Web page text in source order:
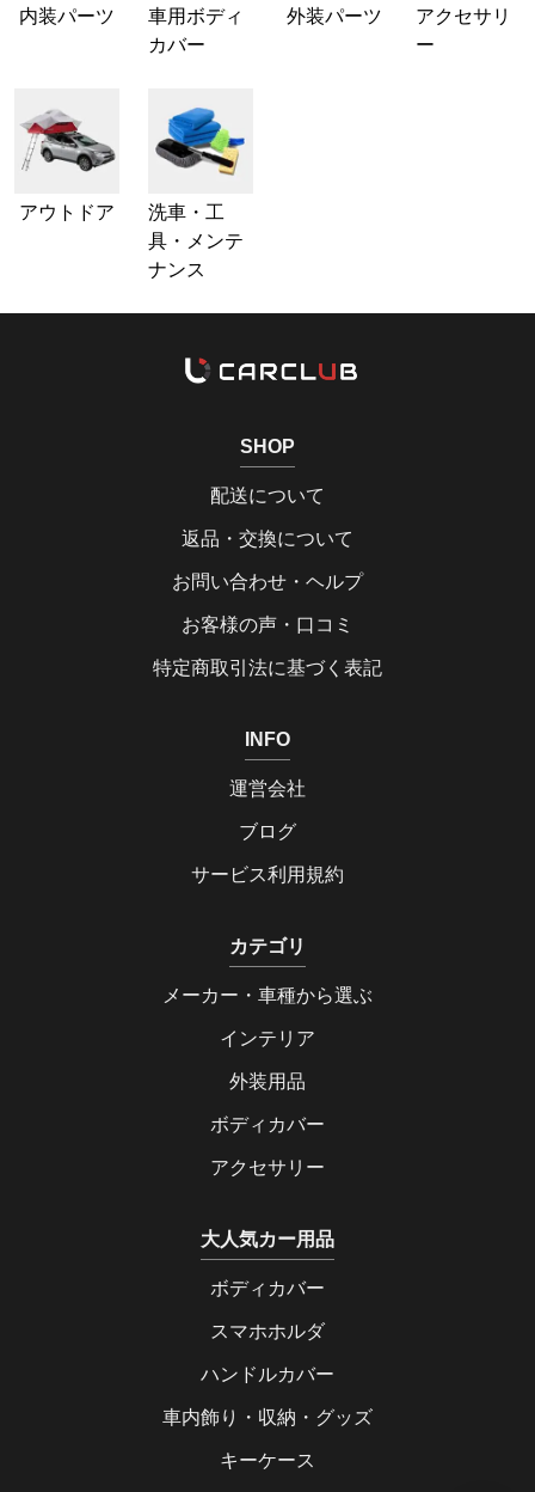
内装パーツ
車用ボディ
カバー
外装パーツ
アクセサリ
ー
アウトドア
洗車・工
具・メンテ
ナンス
SHOP
配送について
返品・交換について
お問い合わせ・ヘルプ
お客様の声・口コミ
特定商取引法に基づく表記
INFO
運営会社
ブログ
サービス利用規約
カテゴリ
メーカー・車種から選ぶ
インテリア
外装用品
ボディカバー
アクセサリー
大人気カー用品
ボディカバー
スマホホルダ
ハンドルカバー
車内飾り・収納・グッズ
キーケース